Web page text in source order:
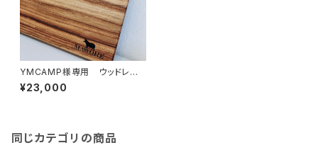
YMCAMP様専用 ウッドレジ
ントレイ
¥23,000
同じカテゴリの商品